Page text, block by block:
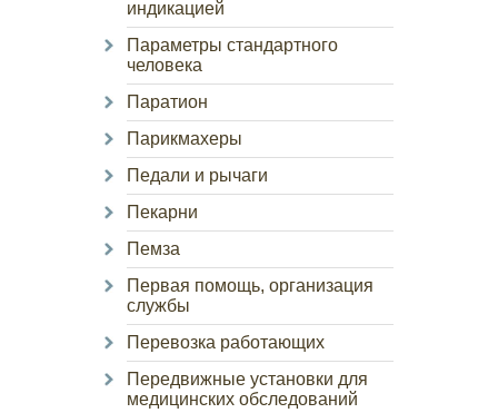
индикацией
Параметры стандартного
человека
Паратион
Парикмахеры
Педали и рычаги
Пекарни
Пемза
Первая помощь, организация
службы
Перевозка работающих
Передвижные установки для
медицинских обследований